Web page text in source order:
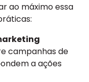
ao máximo essa
campanhas de
a ações